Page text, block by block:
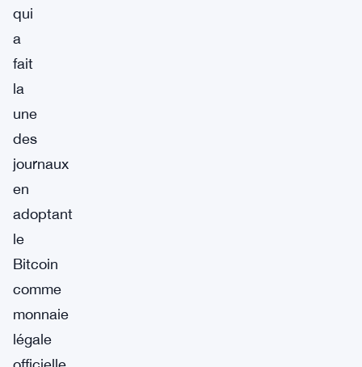
qui
a
fait
la
une
des
journaux
en
adoptant
le
Bitcoin
comme
monnaie
légale